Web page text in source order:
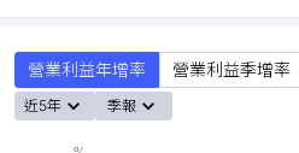
營業利益年增率 營業利益季增率
近5年 季報